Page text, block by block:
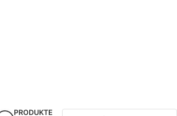
PRODUKTE